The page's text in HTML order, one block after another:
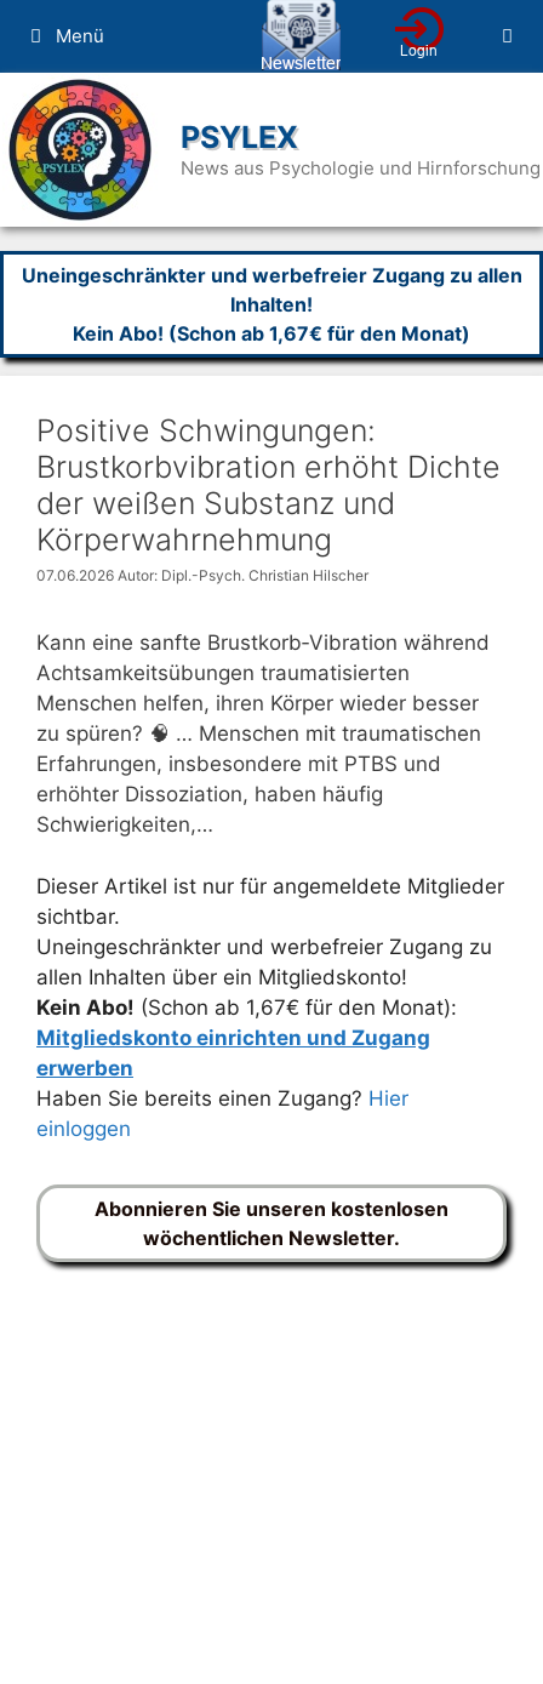
Inhalt
springen
Menü
PSYLEX
News aus Psychologie und Hirnforschung
Uneingeschränkter und werbefreier Zugang zu allen
Inhalten!
Kein Abo! (Schon ab 1,67€ für den Monat)
Positive Schwingungen:
Brustkorbvibration erhöht Dichte
der weißen Substanz und
Körperwahrnehmung
07.06.2026 Autor: Dipl.-Psych. Christian Hilscher
Kann eine sanfte Brustkorb‑Vibration während
Achtsamkeitsübungen traumatisierten
Menschen helfen, ihren Körper wieder besser
zu spüren? 🧠 … Menschen mit traumatischen
Erfahrungen, insbesondere mit PTBS und
erhöhter Dissoziation, haben häufig
Schwierigkeiten,…
Dieser Artikel ist nur für angemeldete Mitglieder
sichtbar.
Uneingeschränkter und werbefreier Zugang zu
allen Inhalten über ein Mitgliedskonto!
Kein Abo! (Schon ab 1,67€ für den Monat):
Mitgliedskonto einrichten und Zugang
erwerben
Haben Sie bereits einen Zugang? Hier
einloggen
Abonnieren Sie unseren kostenlosen
wöchentlichen Newsletter.